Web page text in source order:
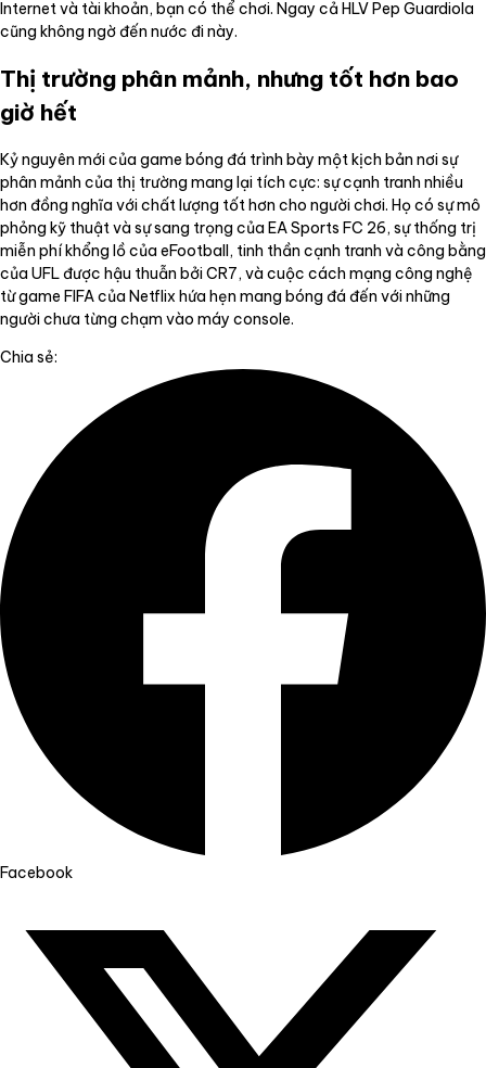
Internet và tài khoản, bạn có thể chơi. Ngay cả HLV Pep Guardiola
cũng không ngờ đến nước đi này.
Thị trường phân mảnh, nhưng tốt hơn bao
giờ hết
Kỷ nguyên mới của game bóng đá trình bày một kịch bản nơi sự
phân mảnh của thị trường mang lại tích cực: sự cạnh tranh nhiều
hơn đồng nghĩa với chất lượng tốt hơn cho người chơi. Họ có sự mô
phỏng kỹ thuật và sự sang trọng của EA Sports FC 26, sự thống trị
miễn phí khổng lồ của eFootball, tinh thần cạnh tranh và công bằng
của UFL được hậu thuẫn bởi CR7, và cuộc cách mạng công nghệ
từ game FIFA của Netflix hứa hẹn mang bóng đá đến với những
người chưa từng chạm vào máy console.
Chia sẻ:
Facebook